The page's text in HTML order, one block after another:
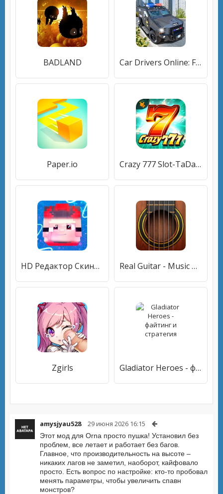
BADLAND Car Drivers Online: Fun City
Paper.io Crazy 777 Slot-TaDa Games
HD Редактор Скинов для Майнкрафт(128x128) Real Guitar - Music Band Game
Zgirls Gladiator Heroes - файтинг и стратегия
amysjyau528 29 июня 2026 16:15
Этот мод для Orna просто пушка! Установил без
проблем, все летает и работает без багов.
Главное, что производительность на высоте –
никаких лагов не заметил, наоборот, кайфовало
просто. Есть вопрос по настройке: кто-то пробовал
менять параметры, чтобы увеличить спавн
монстров?